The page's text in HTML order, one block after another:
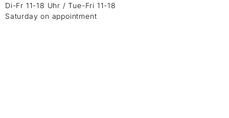
Di-Fr 11-18 Uhr / Tue-Fri 11-18
Saturday on appointment